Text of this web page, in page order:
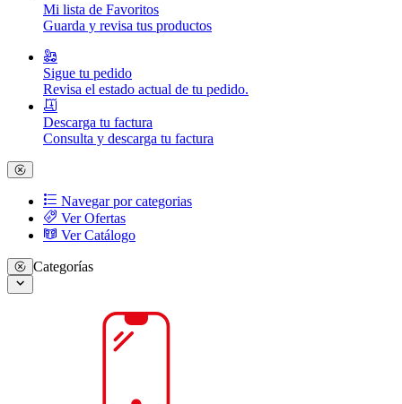
Mi lista de Favoritos
Guarda y revisa tus productos
Sigue tu pedido
Revisa el estado actual de tu pedido.
Descarga tu factura
Consulta y descarga tu factura
Navegar por categorias
Ver Ofertas
Ver Catálogo
Categorías